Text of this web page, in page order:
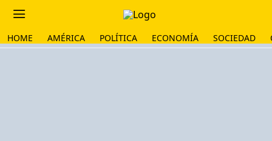
HOME AMÉRICA POLÍTICA ECONOMÍA SOCIEDAD